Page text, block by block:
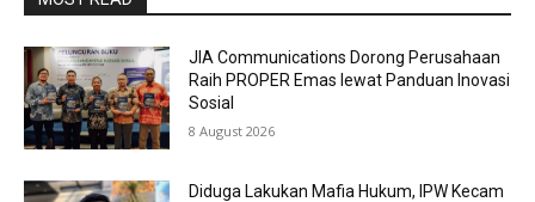
JIA Communications Dorong Perusahaan
Raih PROPER Emas lewat Panduan Inovasi
Sosial
8 August 2026
Diduga Lakukan Mafia Hukum, IPW Kecam